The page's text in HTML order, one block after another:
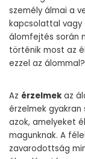
személy álmai a
kapcsolattal vagy
álomfejtés során
történik most az
ezzel az
Az érzelmek az
érzelmek gyakran
azok, amelyeket
magunknak. A
zavarodottság